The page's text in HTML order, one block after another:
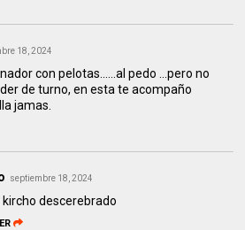
18, 2024
con pelotas......al pedo ...pero no
de turno, en esta te acompaño
jamas.
septiembre 18, 2024
kircho descerebrado